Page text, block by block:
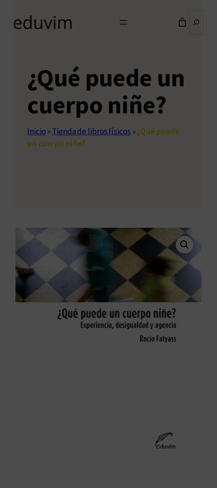
¿Qué puede un
cuerpo niñe?
Inicio»Tienda de libros físicos »¿Qué puede
un cuerpo niñe?